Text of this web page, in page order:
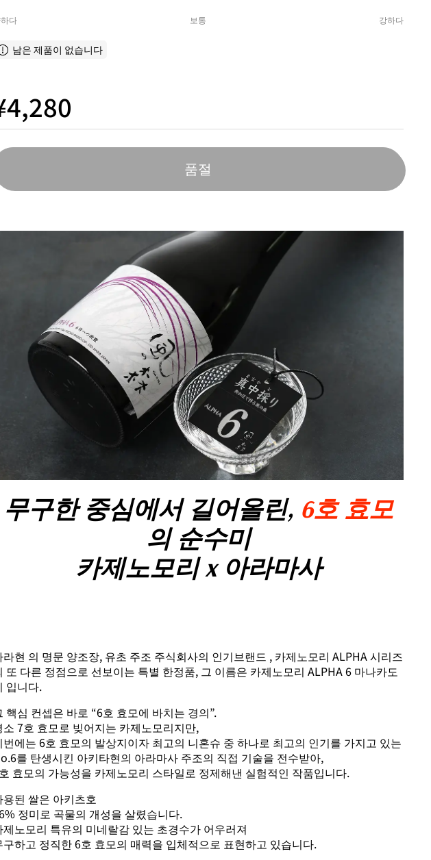
다 보통 강하다
남은 제품이 없습니다
품절
무구한 중심에서 길어올린, 6호 효모
의 순수미
카제노모리 x 아라마사
라현 의 명문 양조장, 유초 주조 주식회사의 인기브랜드 , 카제노모리 ALPHA 시리즈
또 다른 정점으로 선보이는 특별 한정품, 그 이름은 카제노모리 ALPHA 6 마나카도
입니다.
핵심 컨셉은 바로 “6호 효모에 바치는 경의”.
소 7호 효모로 빚어지는 카제노모리지만,
번에는 6호 효모의 발상지이자 최고의 니혼슈 중 하나로 최고의 인기를 가지고 있는
를 탄생시킨 아키타현의 아라마사 주조의 직접 기술을 전수받아,
효모의 가능성을 카제노모리 스타일로 정제해낸 실험적인 작품입니다.
용된 쌀은 아키츠호
정미로 곡물의 개성을 살렸습니다.
제노모리 특유의 미네랄감 있는 초경수가 어우러져
구하고 정직한 6호 효모의 매력을 입체적으로 표현하고 있습니다.